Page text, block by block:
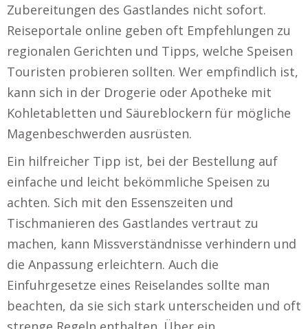
Zubereitungen des Gastlandes nicht sofort.
Reiseportale online geben oft Empfehlungen zu
regionalen Gerichten und Tipps, welche Speisen
Touristen probieren sollten. Wer empfindlich ist,
kann sich in der Drogerie oder Apotheke mit
Kohletabletten und Säureblockern für mögliche
Magenbeschwerden ausrüsten.
Ein hilfreicher Tipp ist, bei der Bestellung auf
einfache und leicht bekömmliche Speisen zu
achten. Sich mit den Essenszeiten und
Tischmanieren des Gastlandes vertraut zu
machen, kann Missverständnisse verhindern und
die Anpassung erleichtern. Auch die
Einfuhrgesetze eines Reiselandes sollte man
beachten, da sie sich stark unterscheiden und oft